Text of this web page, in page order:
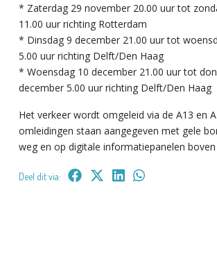
* Zaterdag 29 november 20.00 uur tot
11.00 uur richting Rotterdam
* Dinsdag 9 december 21.00 uur tot
5.00 uur richting Delft/Den Haag
* Woensdag 10 december 21.00 uur tot
december 5.00 uur richting Delft/Den Haag
Het verkeer wordt omgeleid via de A13 en
omleidingen staan aangegeven met gele
weg en op digitale informatiepanelen boven
Deel dit via: